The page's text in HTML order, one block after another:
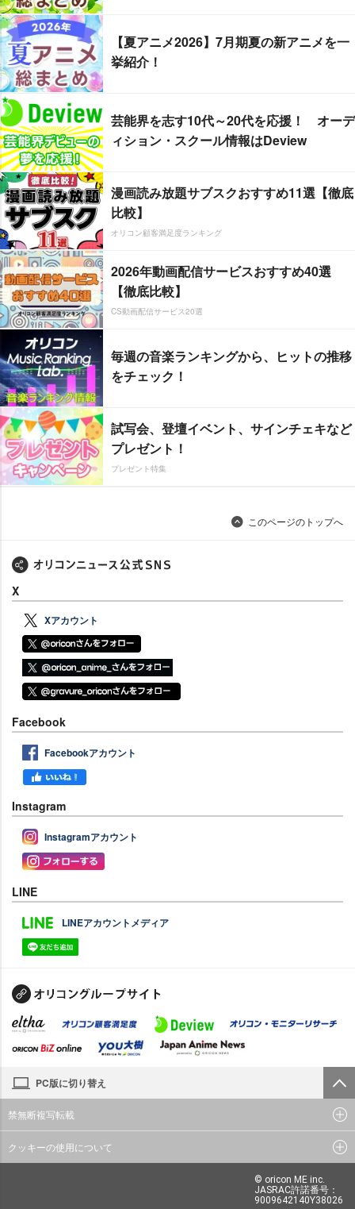
【夏アニメ2026】7月期夏の新アニメを一
挙紹介！
芸能界を志す10代～20代を応援！ オーデ
ィション・スクール情報はDeview
漫画読み放題サブスクおすすめ11選【徹底
比較】
オリコン顧客満足度ランキング
2026年動画配信サービスおすすめ40選
【徹底比較】
CS動画配信サービス20選
毎週の音楽ランキングから、ヒットの推移
をチェック！
試写会、登壇イベント、サインチェキなど
プレゼント！
プレゼント特集
このページのトップへ
X
Xアカウント
Facebook
Facebookアカウント
Instagram
Instagramアカウント
LINE
LINEアカウントメディア
PC版に切り替え
禁無断複写転載
クッキーの使用について
© oricon ME inc.
JASRAC許諾番号：
9009642140Y38026